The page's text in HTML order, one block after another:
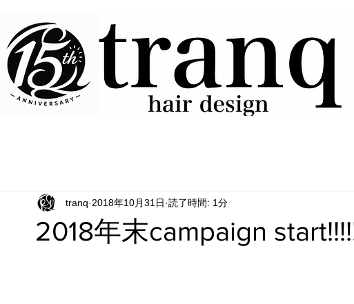
2018年末campaign
tranq 2018年10月31日 読了時間: 1分